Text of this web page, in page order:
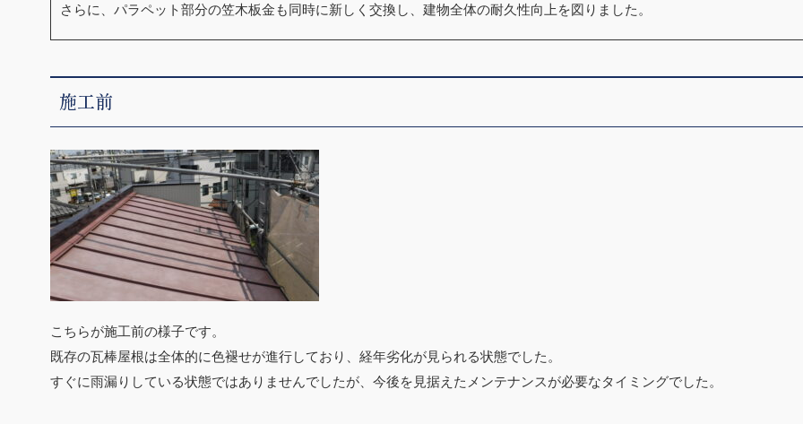
さらに、パラペット部分の笠木板金も同時に新しく交換し、建物全体の耐久性向上を図りました。
施工前
こちらが施工前の様子です。
既存の瓦棒屋根は全体的に色褪せが進行しており、経年劣化が見られる状態でした。
すぐに雨漏りしている状態ではありませんでしたが、今後を見据えたメンテナンスが必要なタイミングでした。